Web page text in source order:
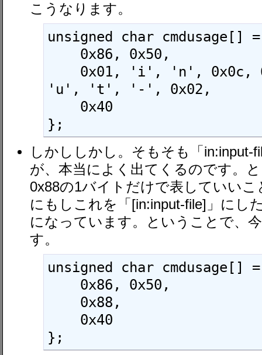
こうなります。
unsigned char cmdusage[]
'u', 't', '-', 0x02,
};
しかししかし。そもそも「in:input-
が、本当によく出てくるのです。
0x88の1バイトだけで表していい
にもしこれを「[in:input-file]」にし
になっています。ということで、
す。
unsigned char cmdusage[]
};